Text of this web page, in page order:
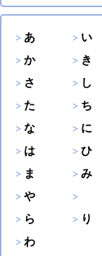
あ い
か
き
さ
し
た
ち
な
に
は
ひ
ま
み
や
ら
り
わ